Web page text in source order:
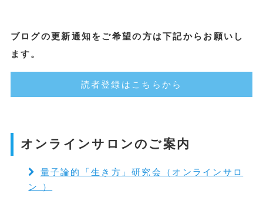
ブログの更新通知をご希望の方は下記からお願いし
ます。
読者登録はこちらから
オンラインサロンのご案内
量子論的「生き方」研究会（オンラインサロ
ン ）